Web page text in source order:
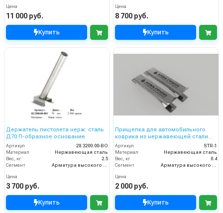
Цена
11 000 руб.
Купить
Цена
8 700 руб.
Купить
Держатель пистолета нерж. сталь
Д70 П-образное основание
Артикул
28.3200.00-ВО
Материал
Нержавеющая сталь
Вес, кг
2.5
Сегмент
Арматура высокого давления
Цена
3 700 руб.
Купить
Прищепка для автомобильного
коврика из нержавеющей стали
AISI 430
Артикул
STR-1
Материал
Нержавеющая сталь
Вес, кг
0.4
Сегмент
Арматура высокого давления
Цена
2 000 руб.
Купить